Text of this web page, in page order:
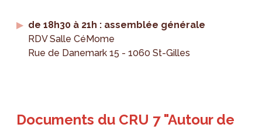
de 18h30 à 21h : assemblée générale
RDV Salle CéMome
Rue de Danemark 15 - 1060 St-Gilles
Documents du CRU 7 "Autour de